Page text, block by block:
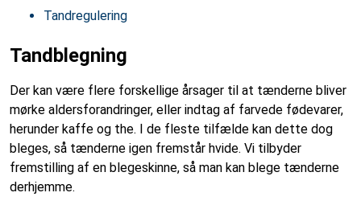
Tandregulering
Tandblegning
Der kan være flere forskellige årsager til at tænderne bliver
mørke aldersforandringer, eller indtag af farvede fødevarer,
herunder kaffe og the. I de fleste tilfælde kan dette dog
bleges, så tænderne igen fremstår hvide. Vi tilbyder
fremstilling af en blegeskinne, så man kan blege tænderne
derhjemme.